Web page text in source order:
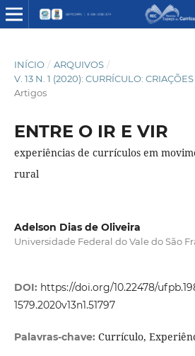
INÍCIO / ARQUIVOS /
V. 13 N. 1 (2020): CURRÍCULO:
Artigos
ENTRE O IR E VIR
experiências de currículos em
rural
Adelson Dias de Oliveira
Universidade Federal do Vale do São
DOI: https://doi.org/10.22478/
1579.2020v13n1.51797
Palavras-chave: Currículo,